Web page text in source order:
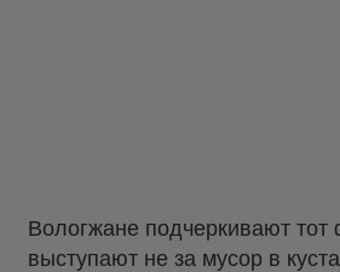
Вологжане подчеркивают тот
выступают не за мусор в